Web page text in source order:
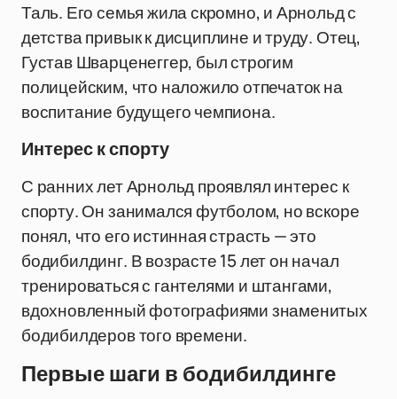
Таль. Его семья жила скромно, и Арнольд с
детства привык к дисциплине и труду. Отец,
Густав Шварценеггер, был строгим
полицейским, что наложило отпечаток на
воспитание будущего чемпиона.
Интерес к спорту
С ранних лет Арнольд проявлял интерес к
спорту. Он занимался футболом, но вскоре
понял, что его истинная страсть — это
бодибилдинг. В возрасте 15 лет он начал
тренироваться с гантелями и штангами,
вдохновленный фотографиями знаменитых
бодибилдеров того времени.
Первые шаги в бодибилдинге